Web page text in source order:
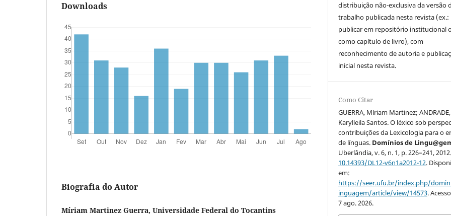
Downloads
Biografia do Autor
Míriam Martinez Guerra, Universidade Federal do Tocantins
distribuição não-exclusiva da versão
trabalho publicada nesta revista (ex.:
publicar em repositório institucional
como capítulo de livro), com
reconhecimento de autoria e
inicial nesta revista.
Como Citar
GUERRA, Míriam Martinez; ANDRADE,
Karylleila Santos. O léxico sob
contribuições da Lexicologia para o
de línguas. Domínios de
Uberlândia, v. 6, n. 1, p. 226–241,
10.14393/DL12-v6n1a2012-12.
em:
https://seer.ufu.br/index.php/
inguagem/article/view/14573.
7 ago. 2026.